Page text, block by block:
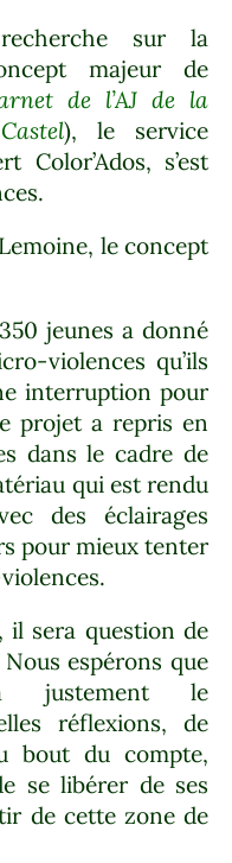
sur la
majeur de
de l’AJ de la
), le service
Color’Ados, s’est
le concept
jeunes a donné
violences qu’ils
interruption pour
projet a repris en
dans le cadre de
qui est rendu
des éclairages
pour mieux tenter
il sera question de
espérons que
justement le
réflexions, de
bout du compte,
se libérer de ses
de cette zone de